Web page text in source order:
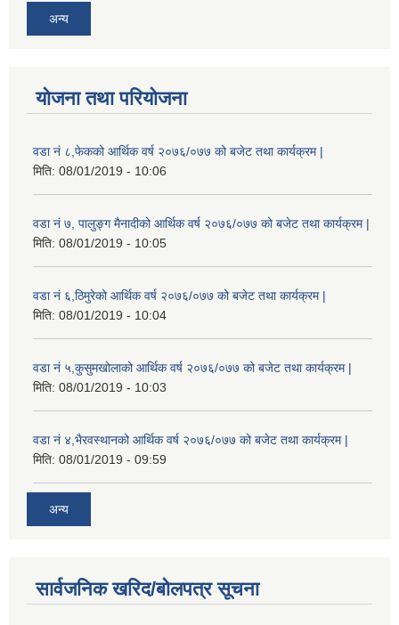
अन्य
योजना तथा परियोजना
वडा नं ८,फेकको आर्थिक वर्ष २०७६/०७७ को बजेट तथा कार्यक्रम |
मिति: 08/01/2019 - 10:06
वडा नं ७, पालुङ्ग मैनादीको आर्थिक वर्ष २०७६/०७७ को बजेट तथा कार्यक्रम |
मिति: 08/01/2019 - 10:05
वडा नं ६,ठिमुरेको आर्थिक वर्ष २०७६/०७७ को बजेट तथा कार्यक्रम |
मिति: 08/01/2019 - 10:04
वडा नं ५,कुसुमखोलाको आर्थिक वर्ष २०७६/०७७ को बजेट तथा कार्यक्रम |
मिति: 08/01/2019 - 10:03
वडा नं ४,भैरवस्थानको आर्थिक वर्ष २०७६/०७७ को बजेट तथा कार्यक्रम |
मिति: 08/01/2019 - 09:59
अन्य
सार्वजनिक खरिद/बोलपत्र सूचना